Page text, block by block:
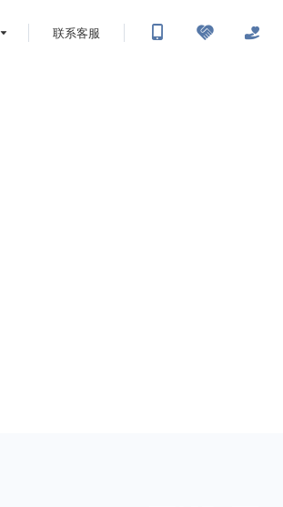
联系客服